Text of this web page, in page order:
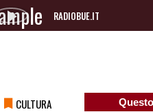
RADIOBUE.IT
Audio
CULTURA